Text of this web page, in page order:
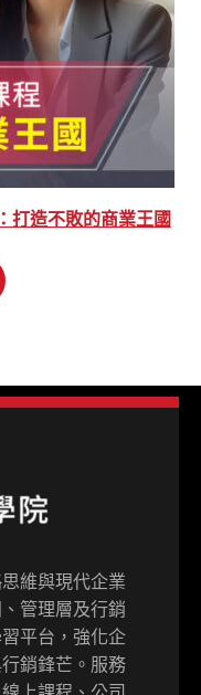
打造不敗的商業王國
維與現代企業
管理層及行銷
平台，強化企
銷鋒芒。服務